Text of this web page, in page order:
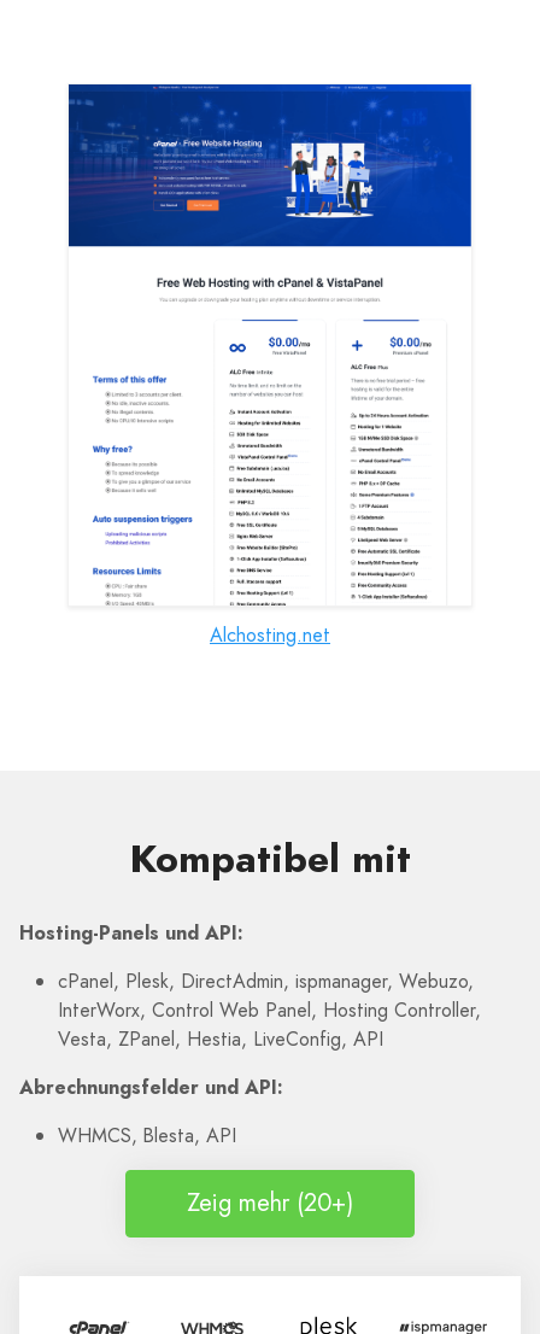
Alchosting.net
Kompatibel mit
Hosting-Panels und API:
cPanel, Plesk, DirectAdmin, ispmanager, Webuzo,
InterWorx, Control Web Panel, Hosting Controller,
Vesta, ZPanel, Hestia, LiveConfig, API
Abrechnungsfelder und API:
WHMCS, Blesta, API
Zeig mehr (20+)